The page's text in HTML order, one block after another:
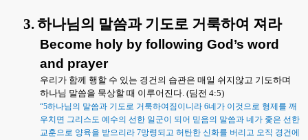
3.하나님의 말씀과 기도로 거룩하여 져라
Become holy by following God’s word
and prayer
우리가 함께 행할 수 있는 경건의 습관은 매일 쉬지않고 기도하며
하나님 말씀을 묵상할 때 이루어진다. (딤전 4:5)
“5하나님의 말씀과 기도로 거룩하여짐이니라 6네가 이것으로 형제를 깨
우치면 그리스도 예수의 선한 일군이 되어 믿음의 말씀과 네가 좇은 선한
교훈으로 양육을 받으리라 7망령되고 허탄한 신화를 버리고 오직 경건에